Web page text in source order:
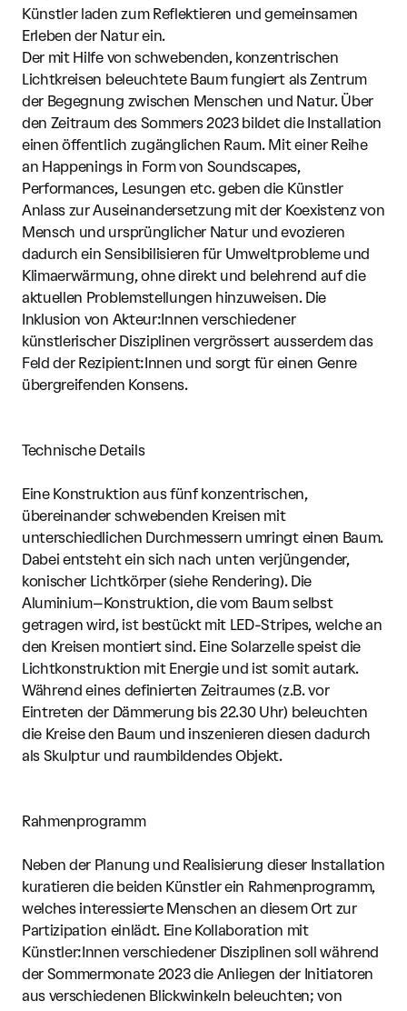
Künstler laden zum Reflektieren und gemeinsamen
Erleben der Natur ein.
Der mit Hilfe von schwebenden, konzentrischen
Lichtkreisen beleuchtete Baum fungiert als Zentrum
der Begegnung zwischen Menschen und Natur. Über
den Zeitraum des Sommers 2023 bildet die Installation
einen öffentlich zugänglichen Raum. Mit einer Reihe
an Happenings in Form von Soundscapes,
Performances, Lesungen etc. geben die Künstler
Anlass zur Auseinandersetzung mit der Koexistenz von
Mensch und ursprünglicher Natur und evozieren
dadurch ein Sensibilisieren für Umweltprobleme und
Klimaerwärmung, ohne direkt und belehrend auf die
aktuellen Problemstellungen hinzuweisen. Die
Inklusion von Akteur:Innen verschiedener
künstlerischer Disziplinen vergrössert ausserdem das
Feld der Rezipient:Innen und sorgt für einen Genre
übergreifenden Konsens.
Technische Details
Eine Konstruktion aus fünf konzentrischen,
übereinander schwebenden Kreisen mit
unterschiedlichen Durchmessern umringt einen Baum.
Dabei entsteht ein sich nach unten verjüngender,
konischer Lichtkörper (siehe Rendering). Die
Aluminium–Konstruktion, die vom Baum selbst
getragen wird, ist bestückt mit LED-Stripes, welche an
den Kreisen montiert sind. Eine Solarzelle speist die
Lichtkonstruktion mit Energie und ist somit autark.
Während eines definierten Zeitraumes (z.B. vor
Eintreten der Dämmerung bis 22.30 Uhr) beleuchten
die Kreise den Baum und inszenieren diesen dadurch
als Skulptur und raumbildendes Objekt.
Rahmenprogramm
Neben der Planung und Realisierung dieser Installation
kuratieren die beiden Künstler ein Rahmenprogramm,
welches interessierte Menschen an diesem Ort zur
Partizipation einlädt. Eine Kollaboration mit
Künstler:Innen verschiedener Disziplinen soll während
der Sommermonate 2023 die Anliegen der Initiatoren
aus verschiedenen Blickwinkeln beleuchten; von